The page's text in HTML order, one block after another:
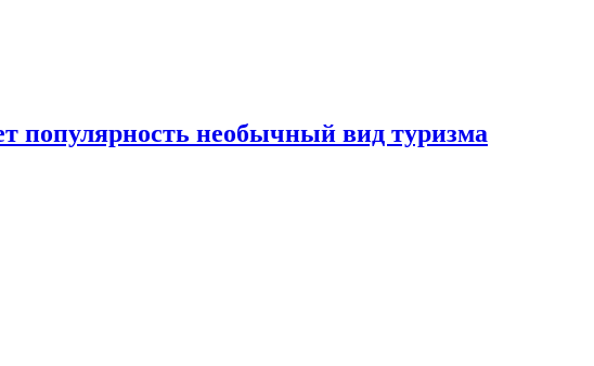
популярность необычный вид туризма